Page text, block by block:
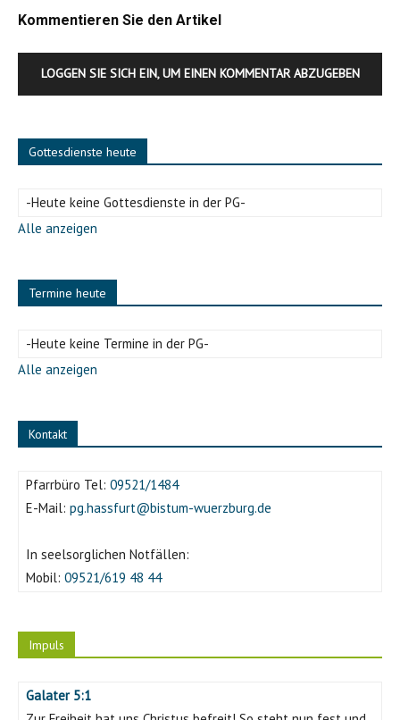
Kommentieren Sie den Artikel
LOGGEN SIE SICH EIN, UM EINEN KOMMENTAR ABZUGEBEN
Gottesdienste heute
-Heute keine Gottesdienste in der PG-
Alle anzeigen
Termine heute
-Heute keine Termine in der PG-
Alle anzeigen
Kontakt
Pfarrbüro Tel: 09521/1484
E-Mail: pg.hassfurt@bistum-wuerzburg.de
In seelsorglichen Notfällen:
Mobil: 09521/619 48 44
Impuls
Galater 5:1